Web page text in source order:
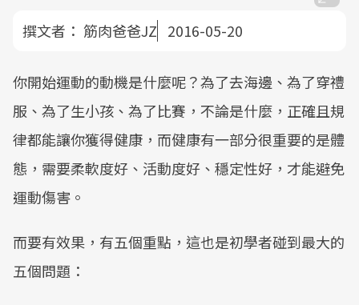
撰文者： 筋肉爸爸JZ 2016-05-20
你開始運動的動機是什麼呢？為了去海邊、為了穿禮
服、為了生小孩、為了比賽，不論是什麼，正確且規
律都能讓你獲得健康，而健康有一部分很重要的是體
態，需要柔軟度好、活動度好、穩定性好，才能避免
運動傷害。
而要有效果，有五個重點，這也是初學者碰到最大的
五個問題：